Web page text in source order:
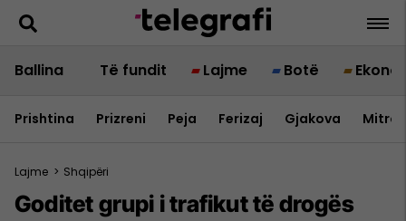
Ballina Të fundit Lajme Botë
Prishtina Prizreni Peja Ferizaj Gjakova
Lajme > Shqipëri
Goditet grupi i trafikut të drogës